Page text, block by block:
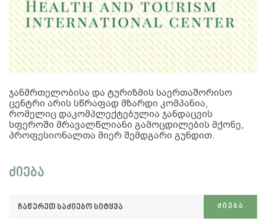
ჯანმრთელობისა და ტურიზმის საერთაშორისო
ცენტრი არის სწრაფად მზარდი კომპანია,
რომელიც დაკომპლექტებულია ჯანდაცვის
სფეროში მრავალწლიანი გამოცდილების მქონე,
პროფესიონალთა მიერ შემდგარი გუნდით.
ძიება
ჩაწერეთ
საძიებო
ᲫᲘᲔᲑᲐ